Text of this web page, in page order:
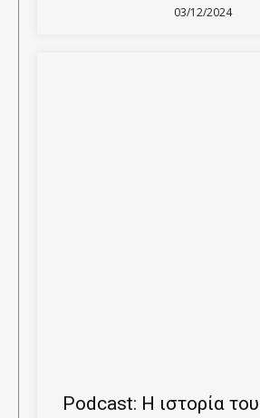
03/12/2024
Podcast: Η ιστορία